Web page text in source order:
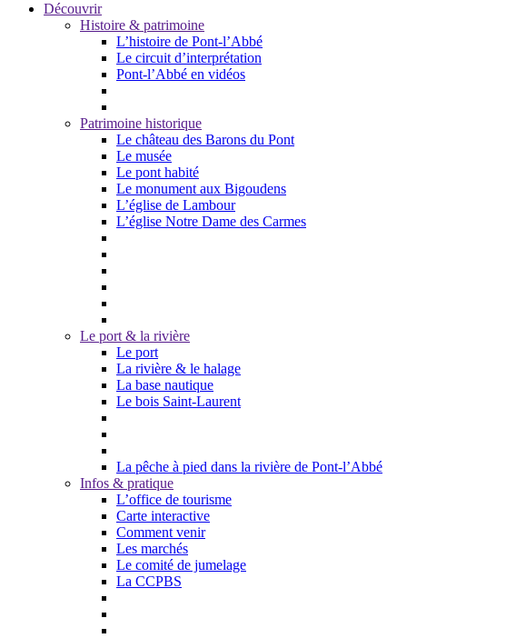
Découvrir
Histoire & patrimoine
L’histoire de Pont-l’Abbé
Le circuit d’interprétation
Pont-l’Abbé en vidéos
Patrimoine historique
Le château des Barons du Pont
Le musée
Le pont habité
Le monument aux Bigoudens
L’église de Lambour
L’église Notre Dame des Carmes
Le port & la rivière
Le port
La rivière & le halage
La base nautique
Le bois Saint-Laurent
La pêche à pied dans la rivière de Pont-l’Abbé
Infos & pratique
L’office de tourisme
Carte interactive
Comment venir
Les marchés
Le comité de jumelage
La CCPBS